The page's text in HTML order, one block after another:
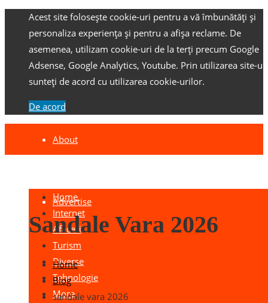
Acest site folosește cookie-uri pentru a vă îmbunătăți și
personaliza experiența și pentru a afișa reclame. De
asemenea, utilizam cookie-uri de la terți precum Google
Adsense, Google Analytics, Youtube. Prin utilizarea site-
sunteți de acord cu utilizarea cookie-urilor.
De acord
About
Advertise
Home
Internet
Afaceri
Turism
Diverse
Tehnologie
More
Sandale Vara 2026
Home
Blog
sandale vara 2026